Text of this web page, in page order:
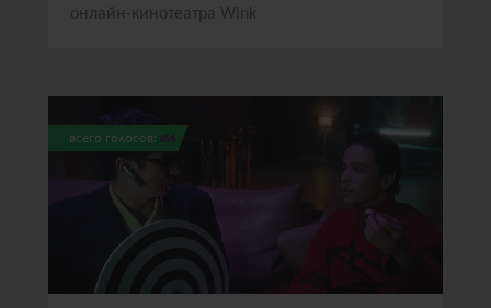
онлайн-кинотеатра Wink
всего голосов: 166